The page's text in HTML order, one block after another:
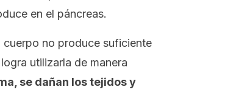
en el páncreas.
cuerpo no produce suficiente
utilizarla de manera
se dañan los tejidosy